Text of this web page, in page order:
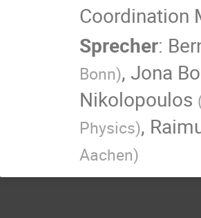
Coordination
Sprecher:
Bonn), Jona
Nikolopoulos
Physics),
Aachen)